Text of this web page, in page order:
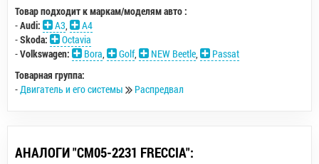
Товар подходит к маркам/моделям авто :
-Audi: A3,
A4
-Skoda:
Octavia
-Volkswagen: Bora, Golf, NEW Beetle,
Passat
Товарная группа:
-Двигатель и его системы Распредвал
АНАЛОГИ "CM05-2231 FRECCIA":